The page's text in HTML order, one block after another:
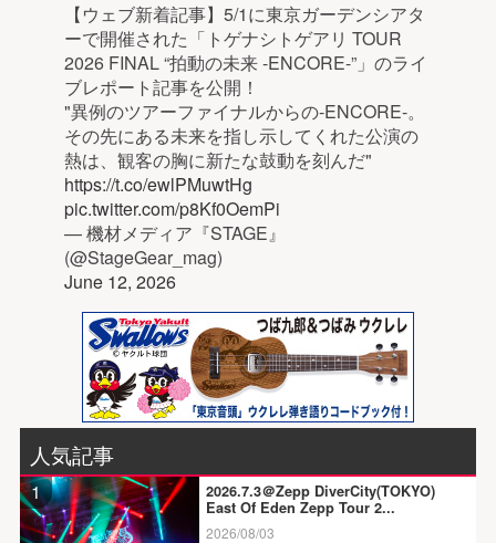
【ウェブ新着記事】5/1に東京ガーデンシアタ
ーで開催された「トゲナシトゲアリ TOUR
2026 FINAL “拍動の未来 -ENCORE-”」のライ
ブレポート記事を公開！
"異例のツアーファイナルからの-ENCORE-。
その先にある未来を指し示してくれた公演の
熱は、観客の胸に新たな鼓動を刻んだ"
https://t.co/ewlPMuwtHg
pic.twitter.com/p8Kf0OemPi
— 機材メディア『STAGE』
(@StageGear_mag)
June 12, 2026
人気記事
1
2026.7.3＠Zepp DiverCity(TOKYO)
East Of Eden Zepp Tour 2...
2026/08/03